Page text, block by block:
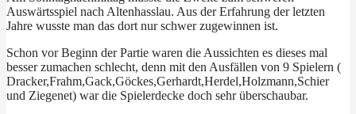
Auswärtsspiel nach Altenhasslau. Aus der Erfahrung der letzten
Jahre wusste man das dort nur schwer zugewinnen ist.
Schon vor Beginn der Partie waren die Aussichten es dieses mal
besser zumachen schlecht, denn mit den Ausfällen von 9 Spielern (
Dracker,Frahm,Gack,Göckes,Gerhardt,Herdel,Holzmann,Schier
und Ziegenet) war die Spielerdecke doch sehr überschaubar.